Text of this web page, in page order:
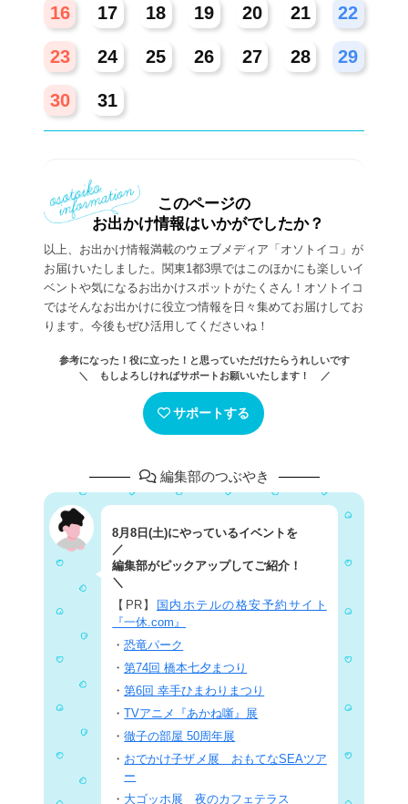
16 17 18 19 20 21 22
23 24 25 26 27 28 29
30 31
このページの
お出かけ情報はいかがでしたか？
以上、お出かけ情報満載のウェブメディア「オソトイコ」が
お届けいたしました。関東1都3県ではこのほかにも楽しいイ
ベントや気になるお出かけスポットがたくさん！オソトイコ
ではそんなお出かけに役立つ情報を日々集めてお届けしてお
ります。今後もぜひ活用してくださいね！
参考になった！役に立った！と思っていただけたらうれしいです
＼ もしよろしければサポートお願いいたします！ ／
サポートする
編集部のつぶやき
8月8日(土)にやっているイベントを
／
編集部がピックアップしてご紹介！
＼
【PR】
国内ホテルの格安予約サイト
『一休.com』
・恐竜パーク
・第74回 橋本七夕まつり
・第6回 幸手ひまわりまつり
・TVアニメ『あかね噺』展
・徹子の部屋 50周年展
・ おでかけ子ザメ展 おもてなSEAツア
ー
・ 大ゴッホ展 夜のカフェテラス